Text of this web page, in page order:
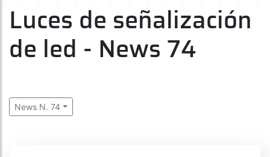
Luces de señalización
de led - News 74
News N. 74